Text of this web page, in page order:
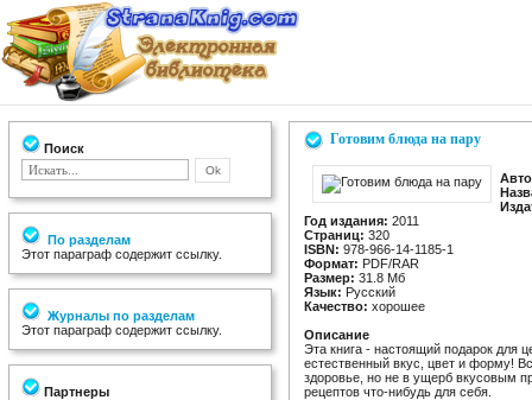
Поиск
По разделам
Этот параграф содержит ссылку.
Журналы по разделам
Этот параграф содержит ссылку.
Партнеры
Готовим блюда на пару
Год издания: 2011
Страниц: 320
ISBN: 978-966-14-1185-1
Формат: PDF/RAR
Размер: 31.8 Мб
Язык: Русский
Качество: хорошее
Описание
Эта книга - настоящий подарок для
естественный вкус, цвет и форму!
здоровье, но не в ущерб вкусовым
рецептов что-нибудь для себя.